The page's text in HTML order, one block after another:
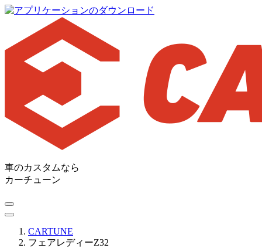
車のカスタムなら
カーチューン
CARTUNE
フェアレディーZ32